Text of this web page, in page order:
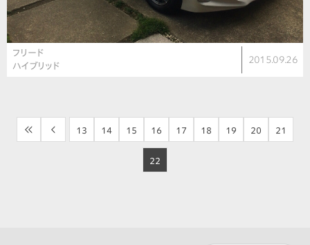
フリード
ハイブリッド
2015.09.26
<< < 13 14 15 16 17 18 19 20 21
22